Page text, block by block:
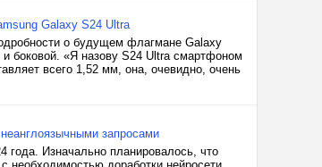
Galaxy S24 Ultra
о будущем флагмане Galaxy
и боковой. «Я назову S24 Ultra смартфоном
всего 1,52 мм, она, очевидно, очень
запросами
года. Изначально планировалось, что